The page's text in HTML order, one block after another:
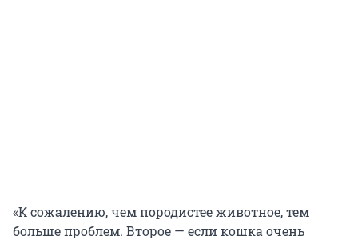
«К сожалению, чем породистее животное, тем
больше проблем. Второе — если кошка очень